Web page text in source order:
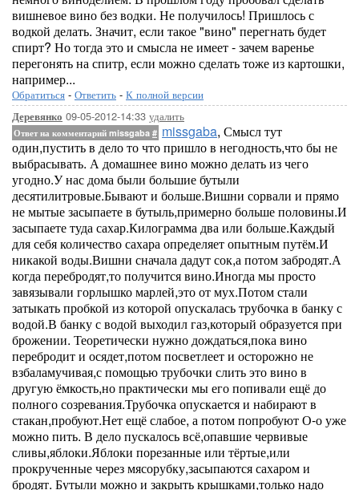
вишневое вино без водки. Не получилось! Пришлось с
водкой делать. Значит, если такое "вино" перегнать будет
спирт? Но тогда это и смысла не имеет - зачем варенье
перегонять на спитр, если можно сделать тоже из картошки,
например...
Обратиться - Ответить - К полной версии
Деревянко 09-05-2012-14:33 удалить
Ответ на комментарий missgaba # missgaba, Смысл тут
один,пустить в дело то что пришло в негодность,что бы не
выбрасывать. А домашнее вино можно делать из чего
угодно.У нас дома были большие бутыли
десятилитровые.Бывают и больше.Вишни сорвали и прямо
не мытые засыпаете в бутыль,примерно больше половины.И
засыпаете туда сахар.Килограмма два или больше.Каждый
для себя количество сахара определяет опытным путём.И
никакой воды.Вишни сначала дадут сок,а потом забродят.А
когда перебродят,то получится вино.Иногда мы просто
завязывали горлышко марлей,это от мух.Потом стали
затыкать пробкой из которой опускалась трубочка в банку с
водой.В банку с водой выходил газ,который образуется при
брожении. Теоретически нужно дождаться,пока вино
перебродит и осядет,потом посветлеет и осторожно не
взбаламучивая,с помощью трубочки слить это вино в
другую ёмкость,но практически мы его попивали ещё до
полного созревания.Трубочка опускается и набирают в
стакан,пробуют.Нет ещё слабое, а потом попробуют О-о уже
можно пить. В дело пускалось всё,опавшие червивые
сливы,яблоки.Яблоки порезанные или тёртые,или
прокрученные через мясорубку,засыпаются сахаром и
бродят. Бутыли можно и закрыть крышками,только надо